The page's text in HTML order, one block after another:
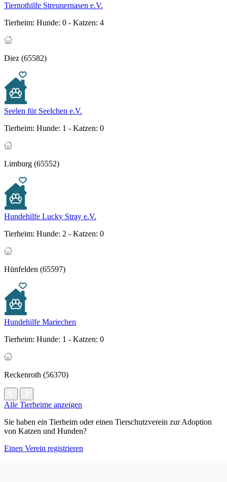
Tiernothilfe Streunernasen e.V.
Tierheim: Hunde: 0 - Katzen: 4
Diez (65582)
Seelen für Seelchen e.V.
Tierheim: Hunde: 1 - Katzen: 0
Limburg (65552)
Hundehilfe Lucky Stray e.V.
Tierheim: Hunde: 2 - Katzen: 0
Hünfelden (65597)
Hundehilfe Mariechen
Tierheim: Hunde: 1 - Katzen: 0
Reckenroth (56370)
Alle Tierheime anzeigen
Sie haben ein Tierheim oder einen Tierschutzverein zur Adoption
von Katzen und Hunden?
Einen Verein registrieren